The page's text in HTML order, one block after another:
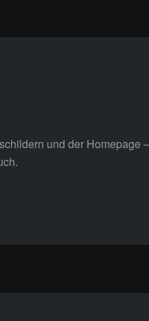
und der Homepage